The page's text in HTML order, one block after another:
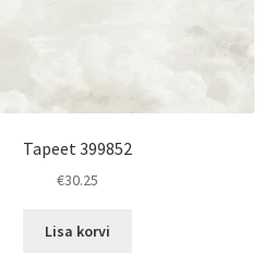
Tapeet 399852
€30.25
Lisa korvi